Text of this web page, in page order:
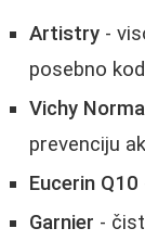
Artistry -
posebno
Vichy
prevenciju
Eucerin Q10
Garnier -